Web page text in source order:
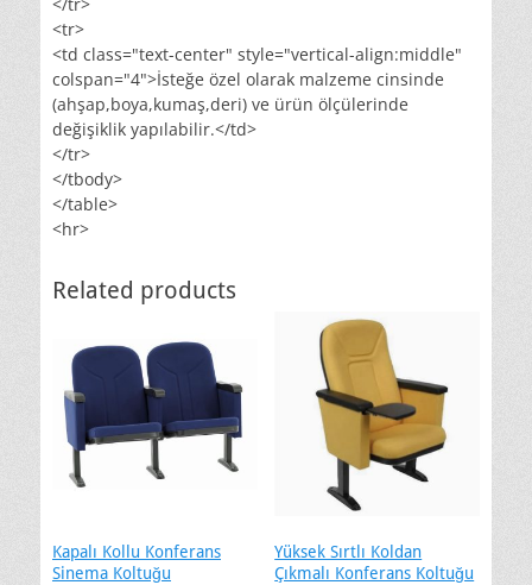
<tr>
<td class="text-center" style="vertical-align:middle"
colspan="4">İsteğe özel olarak malzeme cinsinde
(ahşap,boya,kumaş,deri) ve ürün ölçülerinde
değişiklik yapılabilir.</td>
</tr>
</tbody>
</table>
<hr>
Related products
Kapalı Kollu Konferans
Sinema Koltuğu
Yüksek Sırtlı Koldan
Çıkmalı Konferans Koltuğu